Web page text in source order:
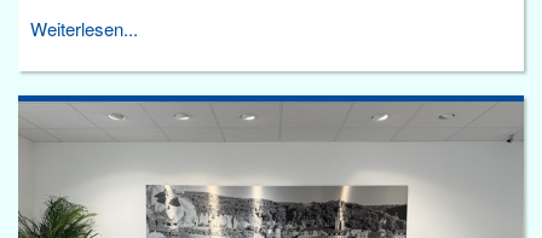
Weiterlesen...